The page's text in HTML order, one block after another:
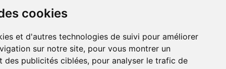
cookies
et d'autres technologies de suivi pour améliorer
sur notre site, pour vous montrer un
des publicités ciblées, pour analyser le trafic de